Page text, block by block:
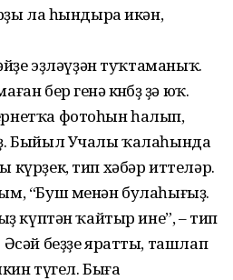
ла һындыра икән,
эҙләүҙән туҡтаманыҡ.
бер генә көнөбөҙ ҙә юҡ.
фотоһын һалып,
Быйыл Учалы ҡалаһында
тип хәбәр иттеләр.
“Буш менән булаһығыҙ.
күптән ҡайтыр ине”, – тип
беҙҙе яратты, ташлап
түгел. Быға